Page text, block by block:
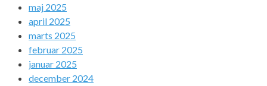
maj 2025
april 2025
marts 2025
februar 2025
januar 2025
december 2024